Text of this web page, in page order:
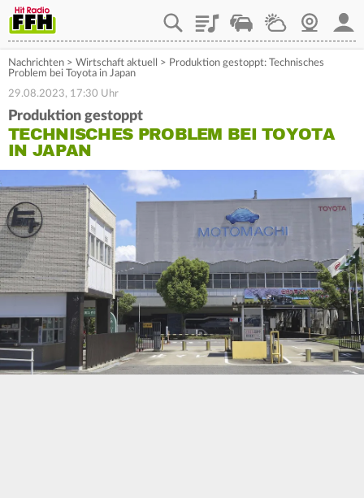
PlaylistStaupilotWetterWebcam
Nachrichten > Wirtschaft aktuell > Produktion gestoppt: Technisches
Problem bei Toyota in Japan
29.08.2023, 17:30 Uhr
Produktion gestoppt
TECHNISCHES PROBLEM BEI TOYOTA
IN JAPAN